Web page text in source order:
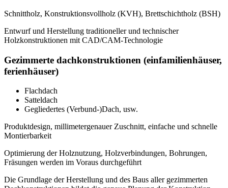
Schnittholz, Konstruktionsvollholz (KVH), Brettschichtholz (BSH)
Entwurf und Herstellung traditioneller und technischer
Holzkonstruktionen mit CAD/CAM-Technologie
Gezimmerte dachkonstruktionen (einfamilienhäuser,
ferienhäuser)
Flachdach
Satteldach
Gegliedertes (Verbund-)Dach, usw.
Produktdesign, millimetergenauer Zuschnitt, einfache und schnelle
Montierbarkeit
Optimierung der Holznutzung, Holzverbindungen, Bohrungen,
Fräsungen werden im Voraus durchgeführt
Die Grundlage der Herstellung und des Baus aller gezimmerten